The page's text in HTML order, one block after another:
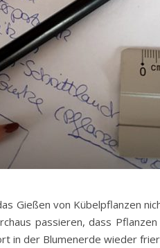
Gießen von Kübelpflanzen
passieren, dass
in der Blumenerde wieder